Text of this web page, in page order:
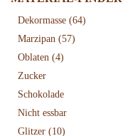
Dekormasse (64)
Marzipan (57)
Oblaten (4)
Zucker
Schokolade
Nicht essbar
Glitzer (10)